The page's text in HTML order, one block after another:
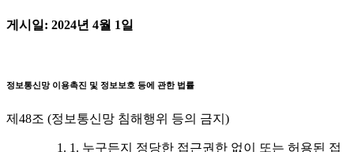
게시일: 2024년 4월 1일
정보통신망 이용촉진 및 정보보호 등에 관한 법률
제48조 (정보통신망 침해행위 등의 금지)
1. 누구든지 정당한 접근권한 없이 또는 허용된 접